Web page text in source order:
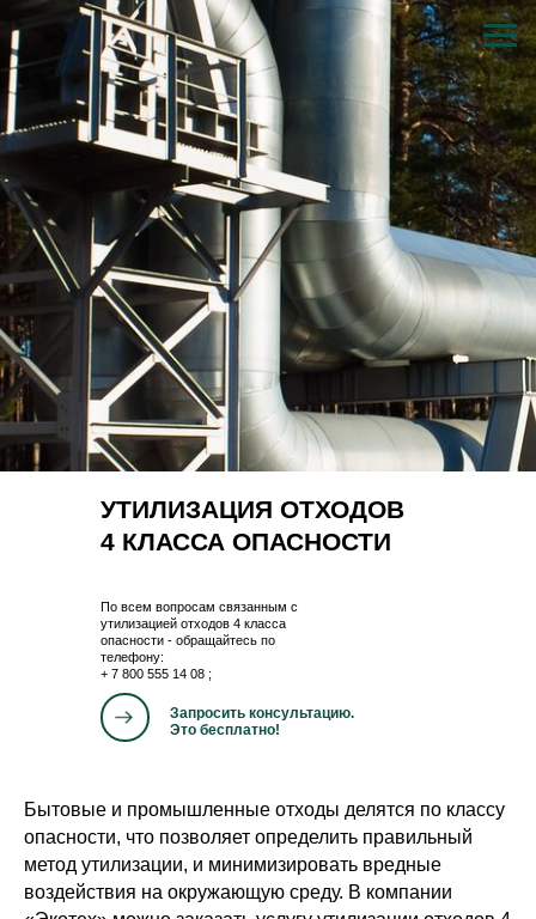
УТИЛИЗАЦИЯ ОТХОДОВ
4 КЛАССА ОПАСНОСТИ
По всем вопросам связанным с
утилизацией отходов 4 класса
опасности - обращайтесь по
телефону:
+ 7 800 555 14 08 ;
Запросить консультацию.
Это бесплатно!
Бытовые и промышленные отходы делятся по классу
опасности, что позволяет определить правильный
метод утилизации, и минимизировать вредные
воздействия на окружающую среду. В компании